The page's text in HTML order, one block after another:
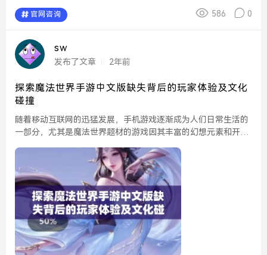
官网咨询 586 0
sw
发布了文章 2年前
探索魔法世界手游中文版缺失背后的玩家体验及文化
碰撞
随着移动互联网的迅猛发展，手机游戏逐渐成为人们日常生活的
一部分，尤其是魔法世界题材的游戏因其丰富的幻想元素和开阔
文版的缺失却显得格外刺眼。这不仅影响了玩家的游戏体验，
也...